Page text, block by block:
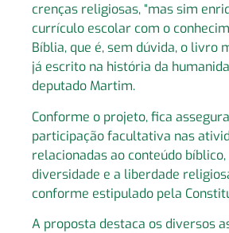
crenças religiosas, “mas sim
currículo escolar com o
Bíblia, que é, sem dúvida, o livro
já escrito na história da
deputado Martim.
Conforme o projeto, fica
participação facultativa nas
relacionadas ao conteúdo
diversidade e a liberdade
conforme estipulado pela
A proposta destaca os diversos